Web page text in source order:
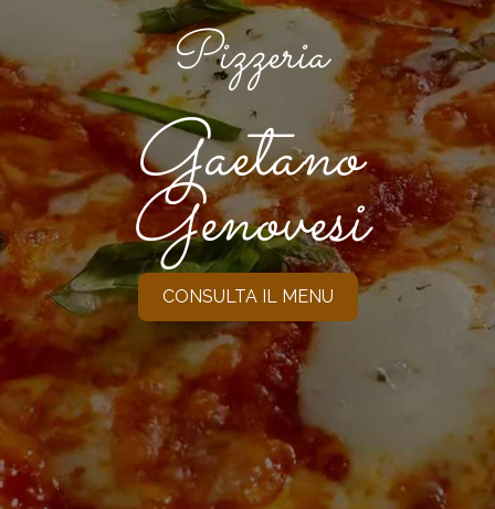
Pizzeria
Gaetano
Genovesi
CONSULTA IL MENU